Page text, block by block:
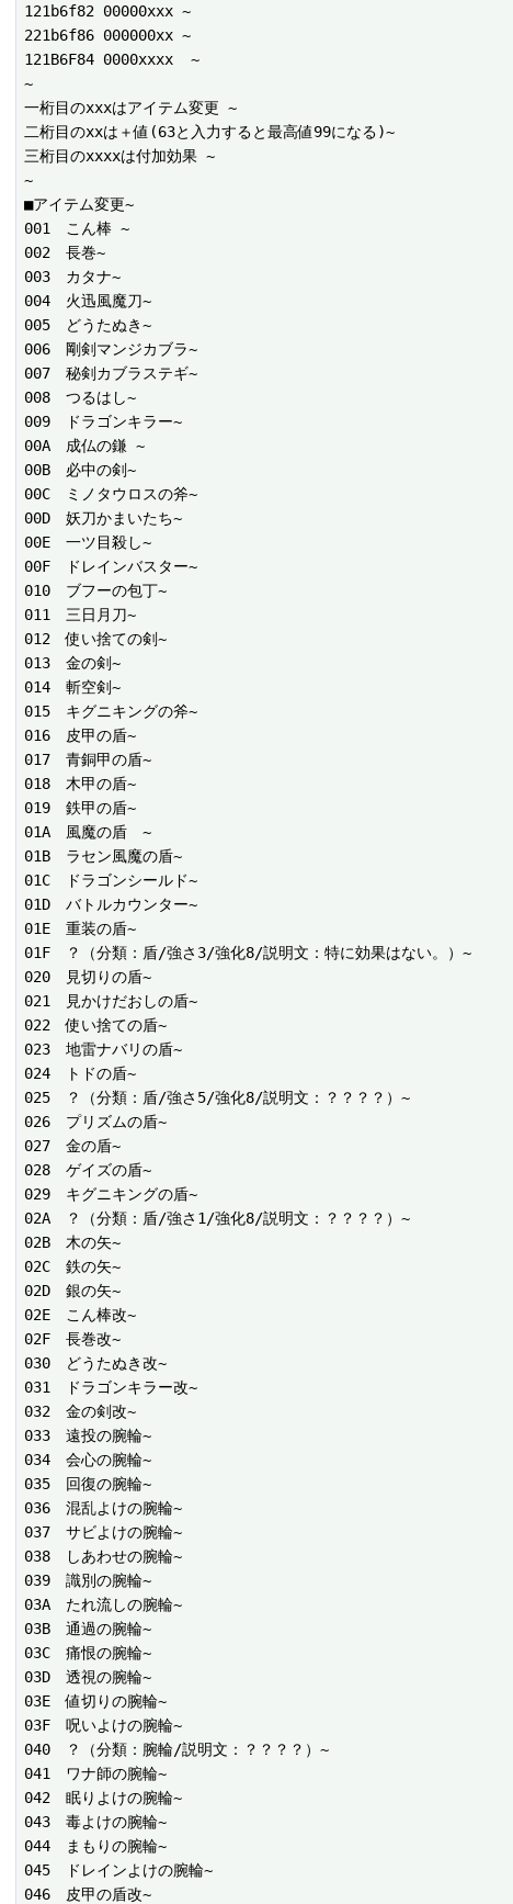
121b6f82 00000xxx ~
221b6f86 000000xx ~
121B6F84 0000xxxx  ~
~
一桁目のxxxはアイテム変更 ~
二桁目のxxは＋値(63と入力すると最高値99になる)~
三桁目のxxxxは付加効果 ~
~
■アイテム変更~
001　こん棒 ~
002　長巻~
003　カタナ~
004　火迅風魔刀~
005　どうたぬき~
006　剛剣マンジカブラ~
007　秘剣カブラステギ~
008　つるはし~
009　ドラゴンキラー~
00A　成仏の鎌 ~
00B　必中の剣~
00C　ミノタウロスの斧~
00D　妖刀かまいたち~
00E　一ツ目殺し~
00F　ドレインバスター~
010　ブフーの包丁~
011　三日月刀~
012　使い捨ての剣~
013　金の剣~
014　斬空剣~
015　キグニキングの斧~
016　皮甲の盾~
017　青銅甲の盾~
018　木甲の盾~
019　鉄甲の盾~
01A　風魔の盾　~
01B　ラセン風魔の盾~
01C　ドラゴンシールド~
01D　バトルカウンター~
01E　重装の盾~
01F　？（分類：盾/強さ3/強化8/説明文：特に効果はない。）~
020　見切りの盾~
021　見かけだおしの盾~
022　使い捨ての盾~
023　地雷ナバリの盾~
024　トドの盾~
025　？（分類：盾/強さ5/強化8/説明文：？？？？）~
026　プリズムの盾~
027　金の盾~
028　ゲイズの盾~
029　キグニキングの盾~
02A　？（分類：盾/強さ1/強化8/説明文：？？？？）~
02B　木の矢~
02C　鉄の矢~
02D　銀の矢~
02E　こん棒改~
02F　長巻改~
030　どうたぬき改~
031　ドラゴンキラー改~
032　金の剣改~
033　遠投の腕輪~
034　会心の腕輪~
035　回復の腕輪~
036　混乱よけの腕輪~
037　サビよけの腕輪~
038　しあわせの腕輪~
039　識別の腕輪~
03A　たれ流しの腕輪~
03B　通過の腕輪~
03C　痛恨の腕輪~
03D　透視の腕輪~
03E　値切りの腕輪~
03F　呪いよけの腕輪~
040　？（分類：腕輪/説明文：？？？？）~
041　ワナ師の腕輪~
042　眠りよけの腕輪~
043　毒よけの腕輪~
044　まもりの腕輪~
045　ドレインよけの腕輪~
046　皮甲の盾改~